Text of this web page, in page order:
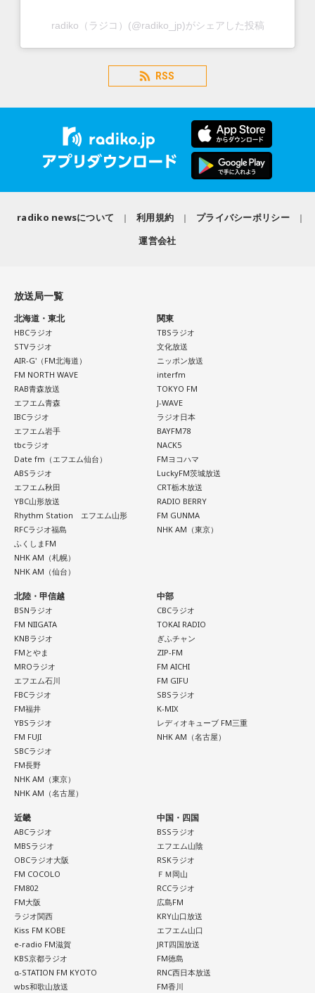
radiko（ラジコ）(@radiko_jp)がシェアした投稿
RSS
radiko newsについて 利用規約
プライバシーポリシー
運営会社
放送局一覧
北海道・東北
HBCラジオ
STVラジオ
AIR-G'（FM北海道）
FM NORTH WAVE
RAB青森放送
エフエム青森
IBCラジオ
エフエム岩手
tbcラジオ
Date fm（エフエム仙台）
ABSラジオ
エフエム秋田
YBC山形放送
Rhythm Station エフエム山形
RFCラジオ福島
ふくしまFM
NHK AM（札幌）
NHK AM（仙台）
関東
TBSラジオ
文化放送
ニッポン放送
interfm
TOKYO FM
J-WAVE
ラジオ日本
BAYFM78
NACK5
FMヨコハマ
LuckyFM茨城放送
CRT栃木放送
RADIO BERRY
FM GUNMA
NHK AM（東京）
北陸・甲信越
BSNラジオ
FM NIIGATA
KNBラジオ
FMとやま
MROラジオ
エフエム石川
FBCラジオ
FM福井
YBSラジオ
FM FUJI
SBCラジオ
FM長野
NHK AM（東京）
NHK AM（名古屋）
中部
CBCラジオ
TOKAI RADIO
ぎふチャン
ZIP-FM
FM AICHI
FM GIFU
SBSラジオ
K-MIX
レディオキューブ FM三重
NHK AM（名古屋）
近畿
ABCラジオ
MBSラジオ
OBCラジオ大阪
FM COCOLO
FM802
FM大阪
ラジオ関西
Kiss FM KOBE
e-radio FM滋賀
KBS京都ラジオ
α-STATION FM KYOTO
wbs和歌山放送
中国・四国
BSSラジオ
エフエム山陰
RSKラジオ
ＦＭ岡山
RCCラジオ
広島FM
KRY山口放送
エフエム山口
JRT四国放送
FM徳島
RNC西日本放送
FM香川